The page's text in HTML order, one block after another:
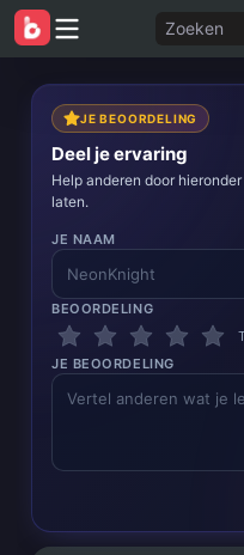
Zoeken
JE BEOORDELING
Deel je ervaring
Help anderen door
laten.
JE NAAM
BEOORDELING
JE BEOORDELING